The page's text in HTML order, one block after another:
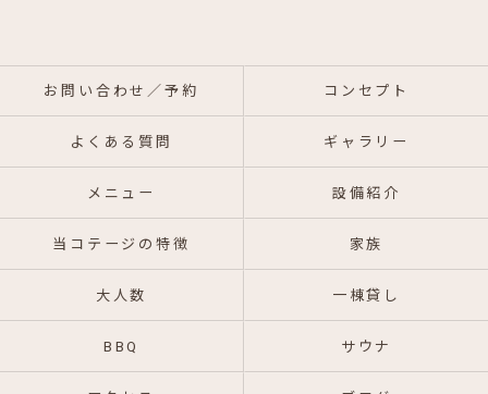
お問い合わせ／予約 コンセプト
よくある質問 ギャラリー
メニュー 設備紹介
当コテージの特徴 家族
大人数 一棟貸し
BBQ サウナ